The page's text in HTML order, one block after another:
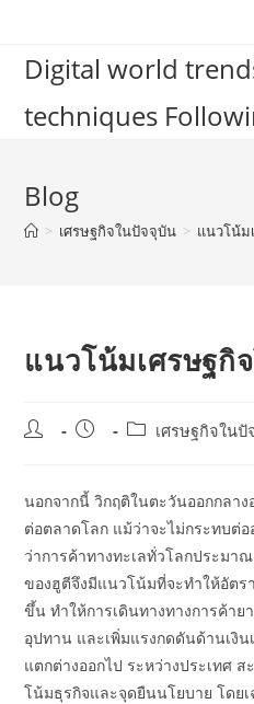
contentDigital world
techniques
Blog
> เศรษฐกิจในปัจจุบัน > แนวโน้ม
แนวโน้มเศรษฐกิ
Post
Post
Postเศรษฐกิจใน
นอกจากนี้ วิกฤติในตะวันออกกลา
ต่อตลาดโลก แม้ว่าจะไม่กระทบต่
ว่าการค้าทางทะเลทั่วโลกประมา
ของฮูตีจึงมีแนวโน้มที่จะทำให้อัต
ขึ้น ทำให้การเดินทางทางการค้า
อุปทาน และเพิ่มแรงกดดันด้านเงิ
แตกต่างออกไป ระหว่างประเทศ
โน้มธุรกิจและจุดยืนนโยบาย โดยเ